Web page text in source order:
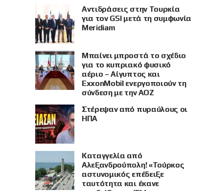
Αντιδράσεις στην Τουρκία
για τον GSI μετά τη συμφωνία
Meridiam
Μπαίνει μπροστά το σχέδιο
για το κυπριακό φυσικό
αέριο – Αίγυπτος και
ExxonMobil ενεργοποιούν τη
σύνδεση με την ΑΟΖ
Στέρεψαν από πυραύλους οι
ΗΠΑ
Καταγγελία από
Αλεξανδρούπολη! «Τούρκος
αστυνομικός επέδειξε
ταυτότητα και έκανε